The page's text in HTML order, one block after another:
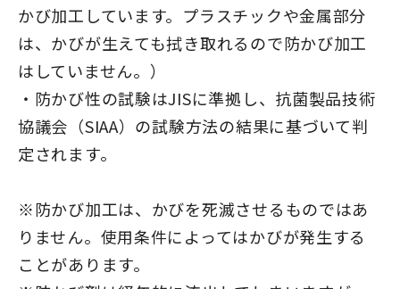
かび加工しています。プラスチックや金属部分
は、かびが生えても拭き取れるので防かび加工
はしていません。）
・防かび性の試験はJISに準拠し、抗菌製品技術
協議会（SIAA）の試験方法の結果に基づいて判
定されます。
※防かび加工は、かびを死滅させるものではあ
りません。使用条件によってはかびが発生する
ことがあります。